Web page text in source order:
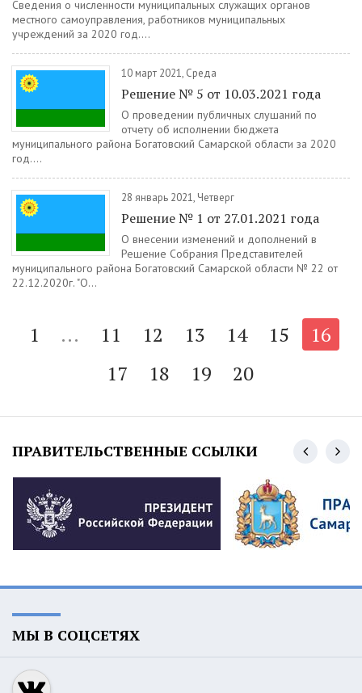
Сведения о численности муниципальных служащих органов
местного самоуправления, работников муниципальных
учреждений за 2020 год....
10 март 2021, Среда
Решение № 5 от 10.03.2021 года
О проведении публичных слушаний по
отчету об исполнении бюджета
муниципального района Богатовский Самарской области за 2020
год....
28 январь 2021, Четверг
Решение № 1 от 27.01.2021 года
О внесении изменений и дополнений в
Решение Собрания Представителей
муниципального района Богатовский Самарской области № 22 от
22.12.2020г. "О...
1 ... 11 12 13 14 15
16
17
18 19 20
ПРАВИТЕЛЬСТВЕННЫЕ ССЫЛКИ
МЫ В СОЦСЕТЯХ